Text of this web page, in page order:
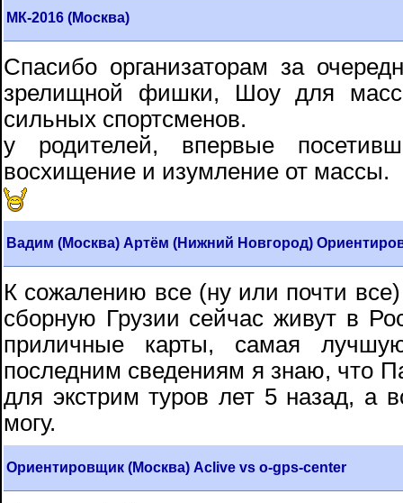
МК-2016 (Москва)
Спасибо организаторам за
зрелищной фишки, Шоу для
сильных спортсменов.
у родителей, впервые
восхищение и изумление от массы.
Вадим (Москва) Артём (Нижний Новгород)
К сожалению все (ну или почти
сборную Грузии сейчас живут в
приличные карты, самая
последним сведениям я знаю, что
для экстрим туров лет 5 назад, а
могу.
Ориентировщик (Москва) Aclive vs o-gps-center